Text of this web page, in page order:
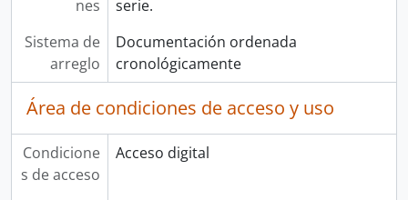
nes
serie.
Sistema de
arreglo
Documentación ordenada
cronológicamente
Área de condiciones de acceso y uso
Condicione
s de acceso
Acceso digital